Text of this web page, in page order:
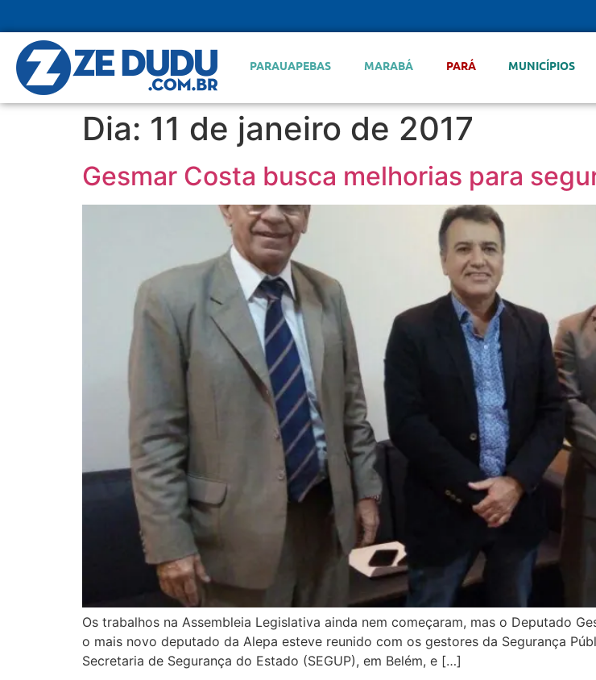
PARAUAPEBAS MARABÁ PARÁ MUNICÍPIOS
Dia: 11 de janeiro de 2017
Gesmar Costa busca melhorias para
Os trabalhos na Assembleia Legislativa ainda nem começaram, mas o Deputado
o mais novo deputado da Alepa esteve reunido com os gestores da Segurança
Secretaria de Segurança do Estado (SEGUP), em Belém, e […]